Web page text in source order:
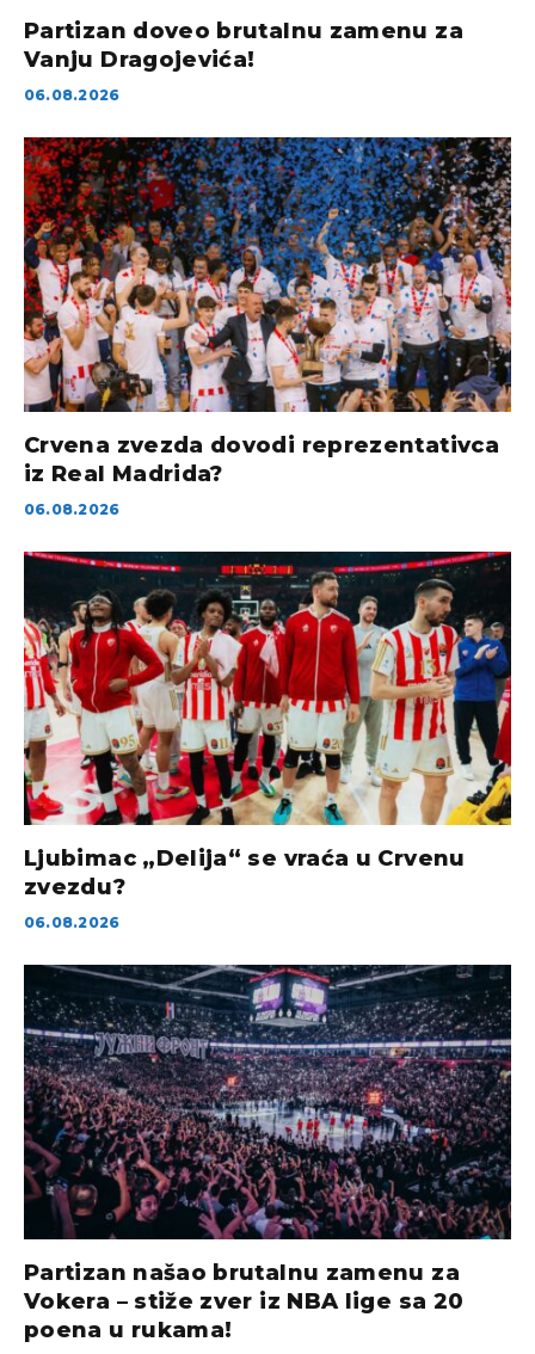
Partizan doveo brutalnu zamenu za
Vanju Dragojevića!
06.08.2026
Crvena zvezda dovodi reprezentativca
iz Real Madrida?
06.08.2026
Ljubimac „Delija“ se vraća u Crvenu
zvezdu?
06.08.2026
Partizan našao brutalnu zamenu za
Vokera – stiže zver iz NBA lige sa 20
poena u rukama!